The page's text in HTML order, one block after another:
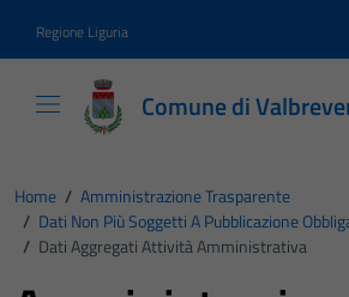
Regione Liguria
Comune di
Home / Amministrazione Trasparente
/ Dati Non Più Soggetti A Pubblicazione
/ Dati Aggregati Attività Amministrativa